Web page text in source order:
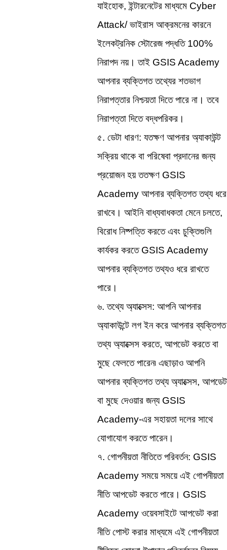
যাইহোক, ইন্টারনেটের মাধ্যমে Cyber
Attack/ ভাইরাস আক্রমনের কারনে
ইলেকট্রনিক স্টোরেজ পদ্ধতি 100%
নিরাপদ নয়। তাই GSIS Academy
আপনার ব্যক্তিগত তথ্যের শতভাগ
নিরাপত্তার নিশ্চয়তা দিতে পারে না। তবে
নিরাপত্তা দিতে বদ্ধপরিকর।
৫. ডেটা ধারণ: যতক্ষণ আপনার অ্যাকাউন্ট
সক্রিয় থাকে বা পরিষেবা প্রদানের জন্য
প্রয়োজন হয় ততক্ষণ GSIS
Academy আপনার ব্যক্তিগত তথ্য ধরে
রাখবে। আইনি বাধ্যবাধকতা মেনে চলতে,
বিরোধ নিষ্পত্তি করতে এবং চুক্তিগুলি
কার্যকর করতে GSIS Academy
আপনার ব্যক্তিগত তথ্যও ধরে রাখতে
পারে।
৬. তথ্যে অ্যাক্সেস: আপনি আপনার
অ্যাকাউন্টে লগ ইন করে আপনার ব্যক্তিগত
তথ্য অ্যাক্সেস করতে, আপডেট করতে বা
মুছে ফেলতে পারেন৷ এছাড়াও আপনি
আপনার ব্যক্তিগত তথ্য অ্যাক্সেস, আপডেট
বা মুছে দেওয়ার জন্য GSIS
Academy-এর সহায়তা দলের সাথে
যোগাযোগ করতে পারেন।
৭. গোপনীয়তা নীতিতে পরিবর্তন: GSIS
Academy সময়ে সময়ে এই গোপনীয়তা
নীতি আপডেট করতে পারে। GSIS
Academy ওয়েবসাইটে আপডেট করা
নীতি পোস্ট করার মাধ্যমে এই গোপনীয়তা